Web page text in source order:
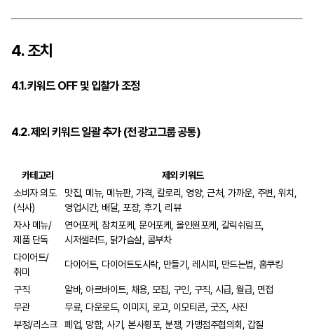
4. 조치
4.1. 키워드 OFF 및 입찰가 조정
4.2. 제외 키워드 일괄 추가 (전 광고그룹 공통)
카테고리
제외 키워드
소비자 의도
(식사)
맛집, 메뉴, 메뉴판, 가격, 칼로리, 영양, 근처, 가까운, 주변, 위치,
영업시간, 배달, 포장, 후기, 리뷰
자사 메뉴/
제품 단독
연어포케, 참치포케, 문어포케, 올인원포케, 갈릭쉬림프,
시저샐러드, 닭가슴살, 콤부차
다이어트/
취미
다이어트, 다이어트도시락, 만들기, 레시피, 만드는법, 홈쿠킹
구직
알바, 아르바이트, 채용, 모집, 구인, 구직, 시급, 월급, 면접
무관
무료, 다운로드, 이미지, 로고, 이모티콘, 굿즈, 사진
부정/리스크
폐업, 망함, 사기, 본사횡포, 분쟁, 가맹점주협의회, 갑질